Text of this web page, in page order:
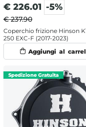
€ 226.01 -5%
€ 237.90
Coperchio frizione Hinson
250 EXC-F (2017-2023)